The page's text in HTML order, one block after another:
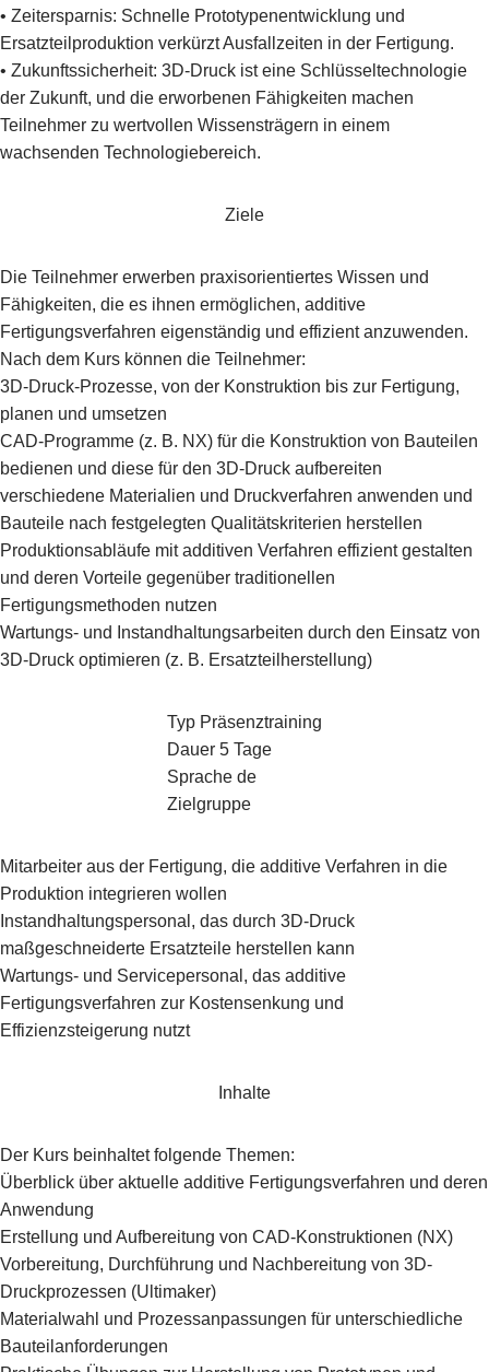
• Zeitersparnis: Schnelle Prototypenentwicklung und
Ersatzteilproduktion verkürzt Ausfallzeiten in der Fertigung.
• Zukunftssicherheit: 3D-Druck ist eine Schlüsseltechnologie
der Zukunft, und die erworbenen Fähigkeiten machen
Teilnehmer zu wertvollen Wissensträgern in einem
wachsenden Technologiebereich.
Ziele
Die Teilnehmer erwerben praxisorientiertes Wissen und
Fähigkeiten, die es ihnen ermöglichen, additive
Fertigungsverfahren eigenständig und effizient anzuwenden.
Nach dem Kurs können die Teilnehmer:
3D-Druck-Prozesse, von der Konstruktion bis zur Fertigung,
planen und umsetzen
CAD-Programme (z. B. NX) für die Konstruktion von Bauteilen
bedienen und diese für den 3D-Druck aufbereiten
verschiedene Materialien und Druckverfahren anwenden und
Bauteile nach festgelegten Qualitätskriterien herstellen
Produktionsabläufe mit additiven Verfahren effizient gestalten
und deren Vorteile gegenüber traditionellen
Fertigungsmethoden nutzen
Wartungs- und Instandhaltungsarbeiten durch den Einsatz von
3D-Druck optimieren (z. B. Ersatzteilherstellung)
Typ Präsenztraining
Dauer 5 Tage
Sprache de
Zielgruppe
Mitarbeiter aus der Fertigung, die additive Verfahren in die
Produktion integrieren wollen
Instandhaltungspersonal, das durch 3D-Druck
maßgeschneiderte Ersatzteile herstellen kann
Wartungs- und Servicepersonal, das additive
Fertigungsverfahren zur Kostensenkung und
Effizienzsteigerung nutzt
Inhalte
Der Kurs beinhaltet folgende Themen:
Überblick über aktuelle additive Fertigungsverfahren und deren
Anwendung
Erstellung und Aufbereitung von CAD-Konstruktionen (NX)
Vorbereitung, Durchführung und Nachbereitung von 3D-
Druckprozessen (Ultimaker)
Materialwahl und Prozessanpassungen für unterschiedliche
Bauteilanforderungen